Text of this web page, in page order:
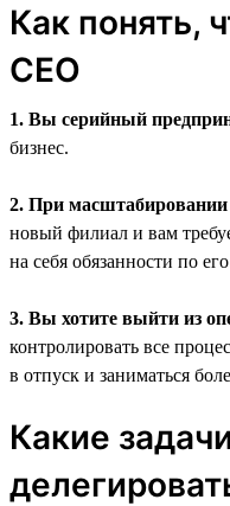
Как понять,
CEO
1. Вы серийный
бизнес.
2. При масштабировании
новый филиал и вам
на себя обязанности по
3. Вы хотите выйти из
контролировать все
в отпуск и заниматься
Какие